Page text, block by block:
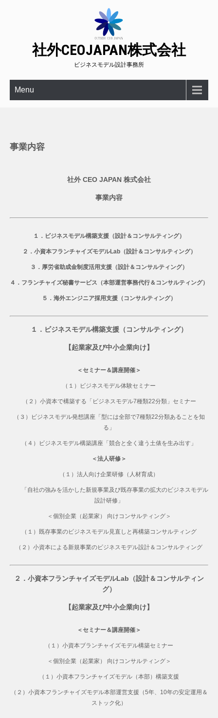
社外CEOJAPAN株式会社
ビジネスモデル設計事務所
Menu
事業内容
社外 CEO JAPAN 株式会社
事業内容
１．ビジネスモデル構築支援（設計＆コンサルティング）
２．小資本フランチャイズモデルLab（設計＆コンサルティング）
３．厚労省助成金制度活用支援（設計＆コンサルティング）
４．フランチャイズ秘書サービス（本部運営事務代行＆コンサルティング）
５．海外エンジニア採用支援（コンサルティング）
１．ビジネスモデル構築支援（コンサルティング）
【起業家及び中小企業向け】
＜セミナー＆講座開催＞
（１）ビジネスモデル体験セミナー
（２）小資本で構築する「ビジネスモデル7種類22分類」セミナー
（３）ビジネスモデル発想講座「型には全部で7種類22分類あることを知
る」
（４）ビジネスモデル構築講座「競合と全く違う土俵を生み出す」
＜法人研修＞
（１）法人向け企業研修（人材育成）
「自社の強みを活かした新規事業及び既存事業の拡大のビジネスモデル
設計研修」
＜個別企業（起業家） 向けコンサルティング＞
（１）既存事業のビジネスモデル見直しと再構築コンサルティング
（２）小資本による新規事業のビジネスモデル設計＆コンサルティング
２．小資本フランチャイズモデルLab（設計＆コンサルティン
グ）
【起業家及び中小企業向け】
＜セミナー＆講座開催＞
（１）小資本ブランチャイズモデル構築セミナー
＜個別企業（起業家） 向けコンサルティング＞
（１）小資本フランチャイズモデル（本部）構築支援
（２）小資本フランチャイズモデル本部運営支援（5年、10年の安定運用＆
ストック化）